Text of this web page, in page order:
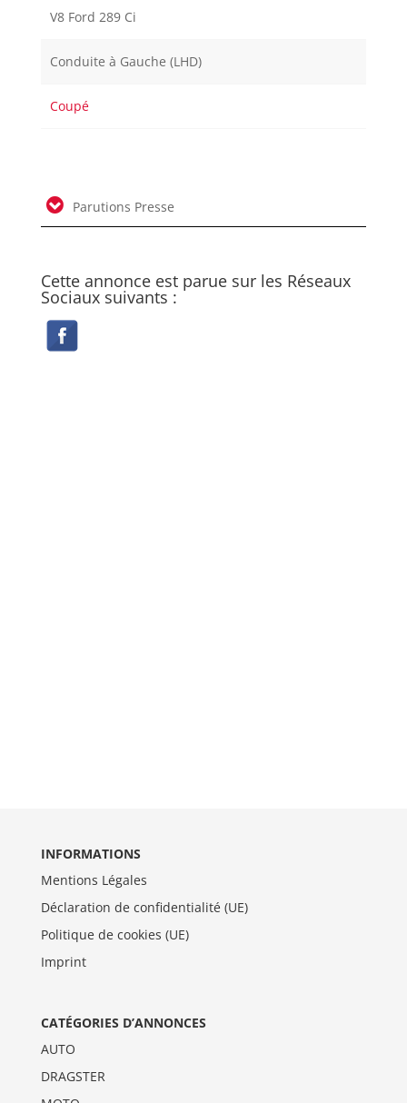
V8 Ford 289 Ci
Conduite à Gauche (LHD)
Coupé
Parutions Presse
Cette annonce est parue sur les Réseaux
Sociaux suivants :
INFORMATIONS
Mentions Légales
Déclaration de confidentialité (UE)
Politique de cookies (UE)
Imprint
CATÉGORIES D’ANNONCES
AUTO
DRAGSTER